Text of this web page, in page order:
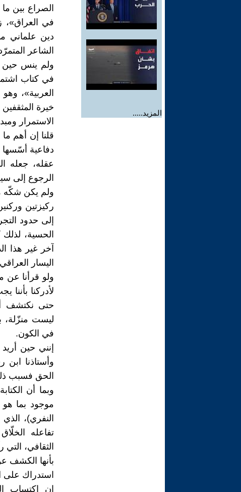
المزيد.....
الصراع بين
في
دين علماني
الشاعر
العربية»،
خيرة
الاستمرار
قلنا إن أهم
دفاعية أسّسها
عقله، جعله
الرجوع إلى
ولم يكن شكّه
ركيزتين
إلى حدود
الحسية،
آخر غير هذا
اليسار
ولو قرأنا عن
لأدركنا بأننا
حتى نكتشف
ليست
في الكون.
إنني حين
وأستاذنا
الحق فسبب
وبما أن
موجود بما
النفري)،
تفاعله
الثقافي،
بأنها الكشف
استدراك على
إن اكتساب